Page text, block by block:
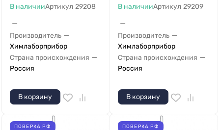
В наличииАртикул 29208
—
Производитель —
Химлаборприбор
Страна происхождения —
Россия
В корзину
В наличииАртикул 29209
—
Производитель —
Химлаборприбор
Страна происхождения —
Россия
В корзину
ПОВЕРКА РФ ПОВЕРКА РФ